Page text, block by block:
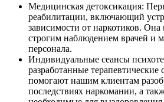
Медицинская детоксикация:
реабилитации, включающий
зависимости от наркотиков. Она
строгим наблюдением врачей и
персонала.
Индивидуальные сеансы
разработанные терапевтические
помогают нашим клиентам
последствиях наркомании, а